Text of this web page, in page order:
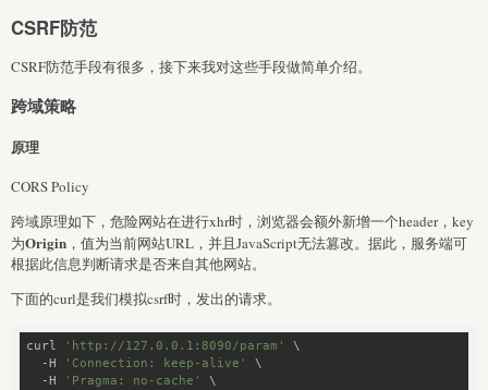
CSRF防范
CSRF防范手段有很多，接下来我对这些手段做简单介绍。
跨域策略
原理
CORS Policy
跨域原理如下，危险网站在进行xhr时，浏览器会额外新增一个header，key
为Origin ，值为当前网站URL，并且JavaScript无法篡改。据此，服务端可
根据此信息判断请求是否来自其他网站。
下面的curl是我们模拟csrf时，发出的请求。
curl 'http://127.0.0.1:8090/param'
\
  -H
'Connection: keep-alive'
\
  -H
'Pragma: no-cache'
\